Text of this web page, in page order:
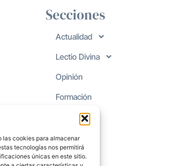
las cookies para almacenar
tecnologías nos permitirá
únicas en este sitio.
Secciones
Actualidad
Lectio Divina
Opinión
Formación